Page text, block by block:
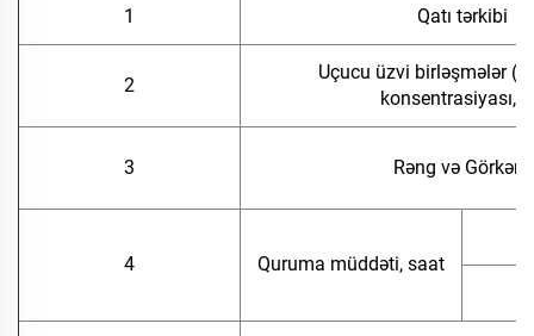
1 Qatı tərkibi
2
Uçucu üzvi birləşmələr
konsentrasiyası,
3 Rəng və Görkəm
4 Quruma müddəti, saat